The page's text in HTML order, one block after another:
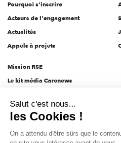
Pourquoi s'inscrire
Acteurs de l'engagement
Actualités
Appels à projets
Mission RSE
Le kit média Carenews
AEF info
Novethic
PRODURABLE
Salut c'est nous...
les Cookies !
On a attendu d'être sûrs que le